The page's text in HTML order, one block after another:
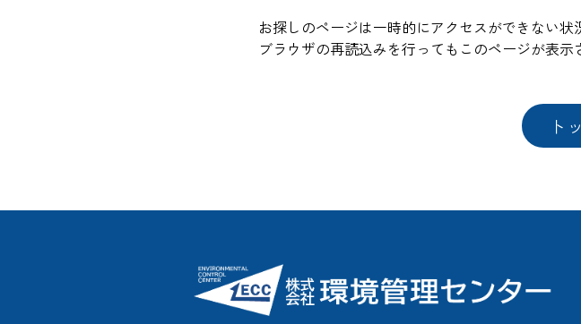
お探しのページは一時的にアクセスができない
ブラウザの再読込みを行ってもこのページが表示
ト